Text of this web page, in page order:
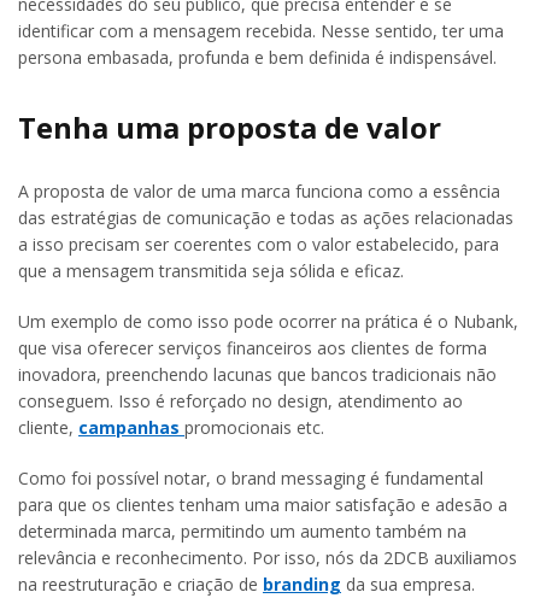
identificar com a mensagem recebida. Nesse sentido, ter uma
persona embasada, profunda e bem definida é indispensável.
Tenha uma proposta de valor
A proposta de valor de uma marca funciona como a essência
das estratégias de comunicação e todas as ações relacionadas
a isso precisam ser coerentes com o valor estabelecido, para
que a mensagem transmitida seja sólida e eficaz.
Um exemplo de como isso pode ocorrer na prática é o Nubank,
que visa oferecer serviços financeiros aos clientes de forma
inovadora, preenchendo lacunas que bancos tradicionais não
conseguem. Isso é reforçado no design, atendimento ao
cliente, campanhas promocionais etc.
Como foi possível notar, o brand messaging é fundamental
para que os clientes tenham uma maior satisfação e adesão a
determinada marca, permitindo um aumento também na
relevância e reconhecimento. Por isso, nós da 2DCB auxiliamos
na reestruturação e criação de branding da sua empresa.